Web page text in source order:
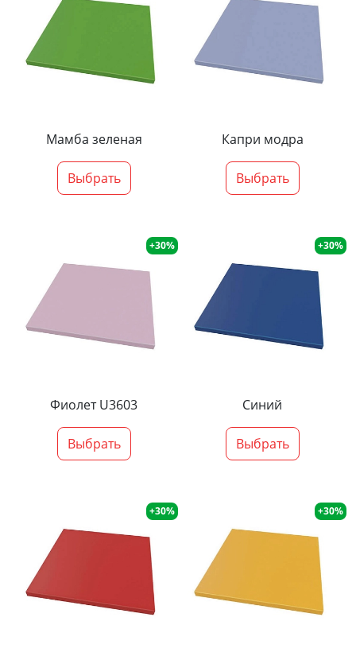
Мамба зеленая
Выбрать
Капри модра
Выбрать
+30%
Фиолет U3603
Выбрать
+30%
Синий
Выбрать
+30% +30%